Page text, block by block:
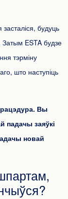
будуць
ESTA будзе
тэрміну
што наступіць
Вы
падачы заяўкі
новай